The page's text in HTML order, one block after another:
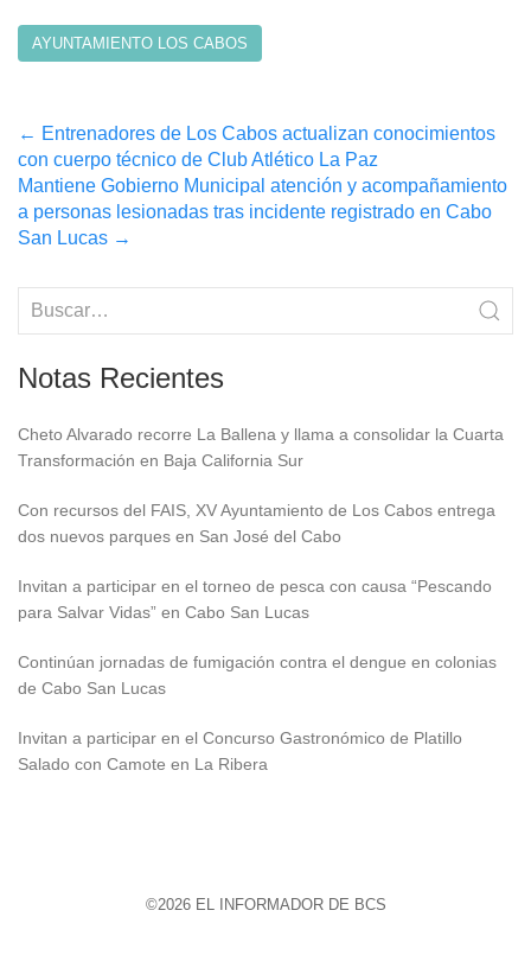
AYUNTAMIENTO LOS CABOS
Post
navigation
← Entrenadores de Los Cabos actualizan conocimientos
con cuerpo técnico de Club Atlético La Paz
Mantiene Gobierno Municipal atención y acompañamiento
a personas lesionadas tras incidente registrado en Cabo
San Lucas →
Notas Recientes
Cheto Alvarado recorre La Ballena y llama a consolidar la Cuarta
Transformación en Baja California Sur
Con recursos del FAIS, XV Ayuntamiento de Los Cabos entrega
dos nuevos parques en San José del Cabo
Invitan a participar en el torneo de pesca con causa “Pescando
para Salvar Vidas” en Cabo San Lucas
Continúan jornadas de fumigación contra el dengue en colonias
de Cabo San Lucas
Invitan a participar en el Concurso Gastronómico de Platillo
Salado con Camote en La Ribera
©2026 EL INFORMADOR DE BCS